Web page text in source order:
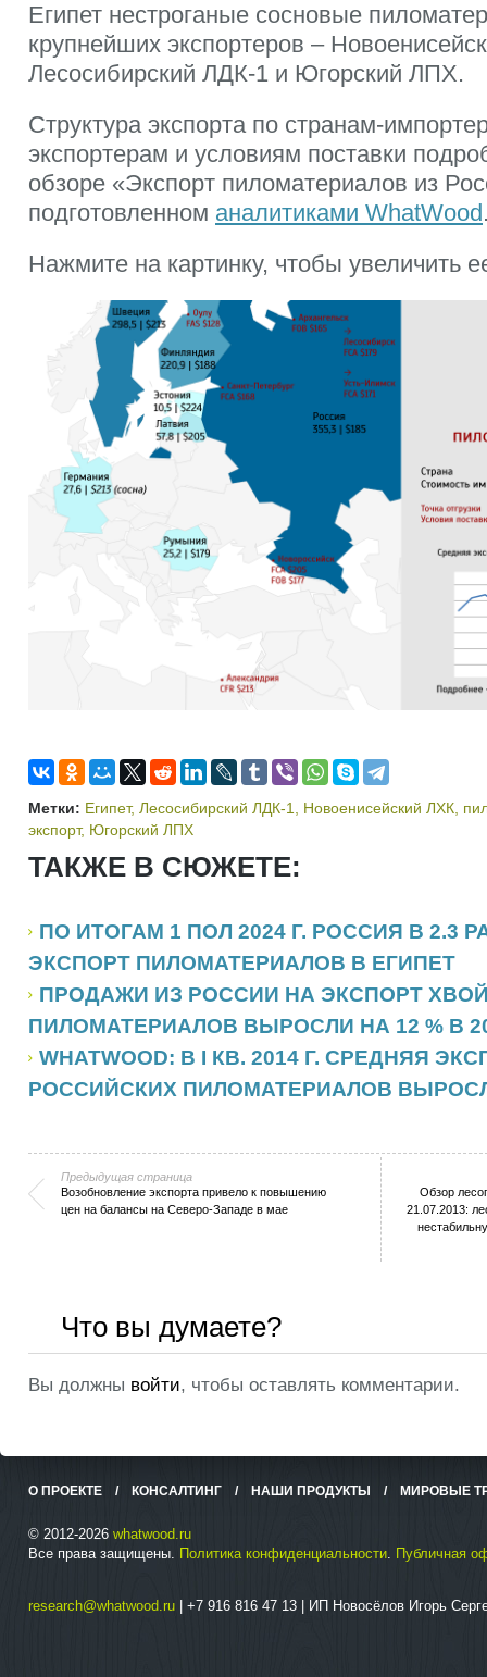
Египет нестроганые сосновые
крупнейших экспортеров –
Лесосибирский ЛДК-1 и Югорский ЛПХ.
Структура экспорта по странам-
экспортерам и условиям поставки
обзоре «Экспорт пиломатериалов из
подготовленном аналитиками WhatWood
Нажмите на картинку, чтобы увеличить
Метки: Египет, Лесосибирский ЛДК-1 Новоенисейский ЛХК
экспорт, Югорский ЛПХ
ТАКЖЕ В СЮЖЕТЕ:
ПО ИТОГАМ 1 ПОЛ 2024 Г. РОССИЯ В 2.3
ЭКСПОРТ ПИЛОМАТЕРИАЛОВ В ЕГИПЕТ
ПРОДАЖИ ИЗ РОССИИ НА ЭКСПОРТ
ПИЛОМАТЕРИАЛОВ ВЫРОСЛИ НА 12 % В
WHATWOOD: В I КВ. 2014 Г. СРЕДНЯЯ
РОССИЙСКИХ ПИЛОМАТЕРИАЛОВ
Предыдущая страница
Возобновление экспорта привело к повышению
цен на балансы на Северо-Западе в мае
Обзор
21.07.2013:
Что вы думаете?
Вы должны войти, чтобы оставлять комментарии.
О ПРОЕКТЕ / КОНСАЛТИНГ / НАШИ ПРОДУКТЫ / МИРОВЫЕ
© 2012-2026 whatwood.ru
Все права защищены.
Политика конфиденциальности Публичная
research@whatwood.ru | +7 916 816 47 13 | ИП Новосёлов Игорь